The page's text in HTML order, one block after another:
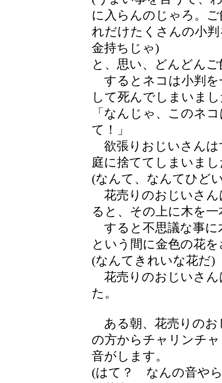
に入らんのじゃろ。
れだけたくさんの小
金持ちじゃ)
と、思い、どんどん
するとネコは小判を
して死んでしまいま
「なんじゃ、このネ
て！」
欲張りおじいさんは
庭に捨ててしまいま
(なんて、なんてひど
花売りのおじいさん
ると、その上に木を
すると不思議な事に
という間に金色の花
(なんてきれいな花だ)
花売りのおじいさん
た。
ある朝、花売りのお
の方からチャリンチ
音がします。
(はて？ なんの音や